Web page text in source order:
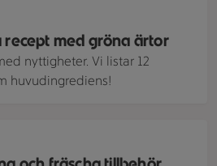
recept med gröna ärtor
nyttigheter. Vi listar 12
huvudingrediens!